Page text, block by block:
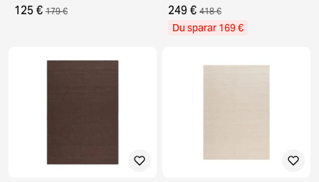
125 € 179 € 249 € 418 €
Du sparar 169 €